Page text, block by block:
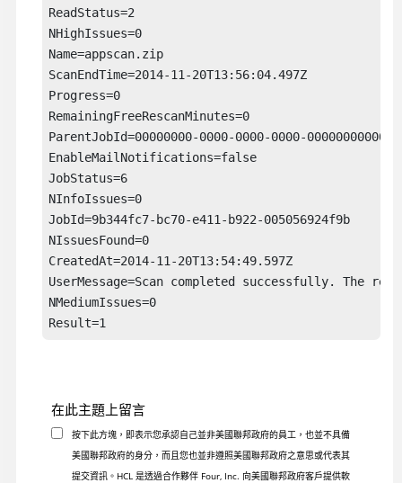
ReadStatus=2
NHighIssues=0
Name=appscan.zip
ScanEndTime=2014-11-20T13:56:04.497Z
Progress=0
RemainingFreeRescanMinutes=0
ParentJobId=00000000-0000-0000-0000-000000000000
EnableMailNotifications=false
JobStatus=6
NInfoIssues=0
JobId=9b344fc7-bc70-e411-b922-005056924f9b
NIssuesFound=0
CreatedAt=2014-11-20T13:54:49.597Z
UserMessage=Scan completed successfully. The
NMediumIssues=0
Result=1
在此主題上留言
按下此方塊，即表示您承認自己並非美國聯邦政府的員工，也並不具備
美國聯邦政府的身分，而且您也並非遵照美國聯邦政府之意思或代表其
提交資訊。HCL 是透過合作夥伴 Four, Inc. 向美國聯邦政府客戶提供軟